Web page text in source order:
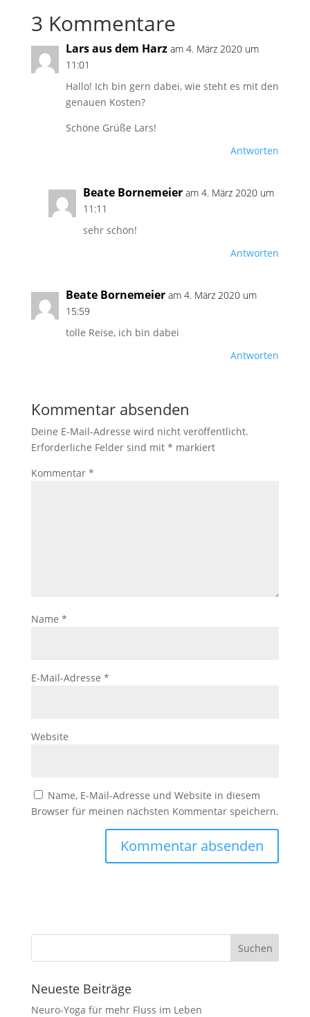
3 Kommentare
Lars aus dem Harz am 4. März 2020 um
11:01
Hallo! Ich bin gern dabei, wie steht es mit den
genauen Kosten?
Schöne Grüße Lars!
Antworten
Beate Bornemeier am 4. März 2020 um
11:11
sehr schön!
Antworten
Beate Bornemeier am 4. März 2020 um
15:59
tolle Reise, ich bin dabei
Antworten
Kommentar absenden
Deine E-Mail-Adresse wird nicht veröffentlicht.
Erforderliche Felder sind mit * markiert
Kommentar *
Name *
E-Mail-Adresse *
Website
Name, E-Mail-Adresse und Website in diesem
Browser für meinen nächsten Kommentar speichern.
Neueste Beiträge
Neuro-Yoga für mehr Fluss im Leben